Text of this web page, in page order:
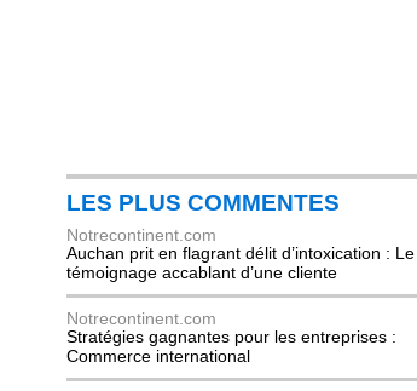
LES PLUS COMMENTES
Notrecontinent.com
Auchan prit en flagrant délit d’intoxication : Le
témoignage accablant d’une cliente
Notrecontinent.com
Stratégies gagnantes pour les entreprises :
Commerce international